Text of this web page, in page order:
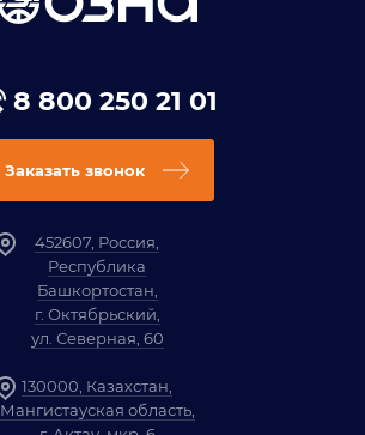
8 800 250 21 01
Заказать звонок
452607, Россия,
Республика
Башкортостан,
г. Октябрьский,
ул. Северная, 60
130000, Казахстан,
Мангистауская область,